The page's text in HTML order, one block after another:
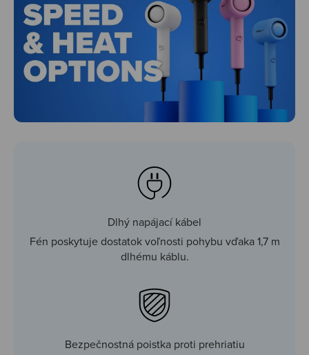
Dlhý napájací kábel
Fén poskytuje dostatok voľnosti pohybu vďaka 1,7 m
dlhému káblu.
Bezpečnostná poistka proti prehriatiu